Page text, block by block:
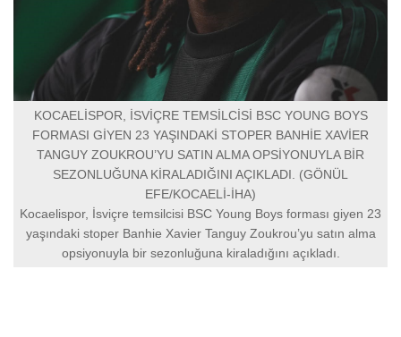
KOCAELİSPOR, İSVİÇRE TEMSİLCİSİ BSC YOUNG BOYS
FORMASI GİYEN 23 YAŞINDAKİ STOPER BANHİE XAVİER
TANGUY ZOUKROU’YU SATIN ALMA OPSİYONUYLA BİR
SEZONLUĞUNA KİRALADIĞINI AÇIKLADI. (GÖNÜL
EFE/KOCAELİ-İHA)
Kocaelispor, İsviçre temsilcisi BSC Young Boys forması giyen 23
yaşındaki stoper Banhie Xavier Tanguy Zoukrou’yu satın alma
opsiyonuyla bir sezonluğuna kiraladığını açıkladı.